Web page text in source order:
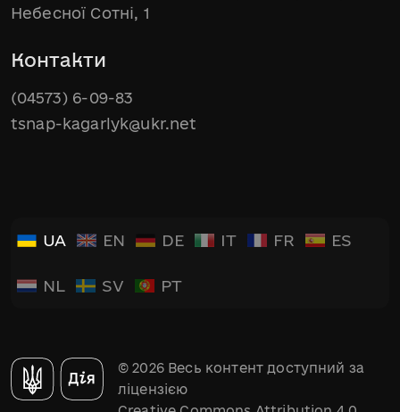
Небесної Сотні, 1
Контакти
(04573) 6-09-83
tsnap-kagarlyk@ukr.net
UA EN DE IT FR ES
NL SV PT
© 2026 Весь контент доступний за
ліцензією